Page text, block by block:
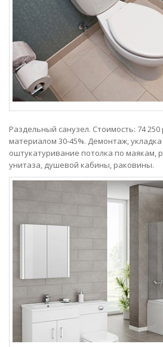
Раздельный санузел. Стоимость: 74 250
материалом 30-45%. Демонтаж,
оштукатуривание потолка по маякам,
унитаза, душевой кабины, раковины.